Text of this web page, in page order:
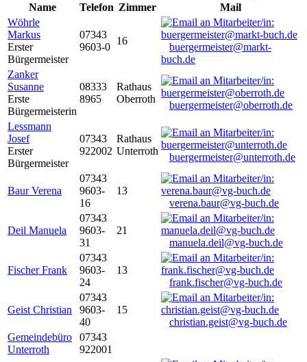
Name
Telefon Zimmer
Mail
Wöhrle
Markus
Erster
Bürgermeister
07343
9603-0
16
buergermeister@markt-
buch.de
Zanker
Susanne
Erste
Bürgermeisterin
08333
8965
Rathaus
Oberroth
buergermeister@oberroth.de
Lessmann
Josef
Erster
Bürgermeister
07343
922002
Rathaus
Unterroth
buergermeister@unterroth.de
Baur Verena
07343
9603-
16
13
verena.baur@vg-buch.de
Deil Manuela
07343
9603-
31
21
manuela.deil@vg-buch.de
Fischer Frank
07343
9603-
24
13
frank.fischer@vg-buch.de
Geist Christian
07343
9603-
40
15
christian.geist@vg-buch.de
Gemeindebüro
Unterroth
07343
922001